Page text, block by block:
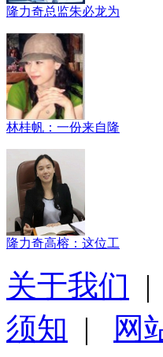
隆力奇总监朱必龙为
林桂帆：一份来自隆
隆力奇高榕：这位工
关于我们 |
须知 |
网